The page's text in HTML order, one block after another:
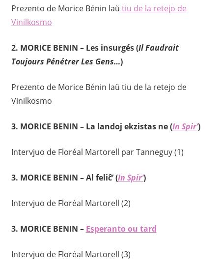
Prezento de Morice Bénin laŭ tiu de la retejo de
Vinilkosmo
2. MORICE BENIN – Les insurgés (Il Faudrait
Toujours Pénétrer Les Gens…)
Prezento de Morice Bénin laŭ tiu de la retejo de
Vinilkosmo
3. MORICE BENIN – La landoj ekzistas ne(In Spir’)
Intervjuo de Floréal Martorell par Tanneguy (1)
3. MORICE BENIN – Al feliĉ’ (In Spir’)
Intervjuo de Floréal Martorell (2)
3. MORICE BENIN – Esperanto ou tard
Intervjuo de Floréal Martorell (3)